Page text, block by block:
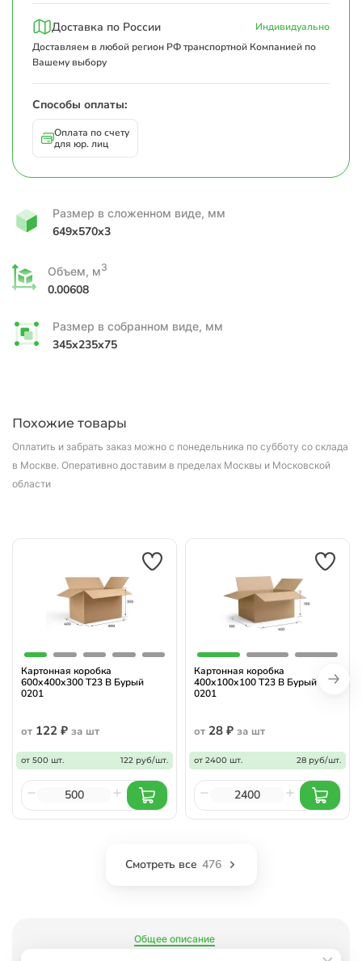
Доставка по России
Индивидуально
Доставляем в любой регион РФ транспортной Компанией по
Вашему выбору
Способы оплаты:
Оплата по счету
для юр. лиц
Размер в сложенном виде, мм
649x570x3
Объем, м3
0.00608
Размер в собранном виде, мм
345x235x75
Общее описание
Похожие товары
Оплатить и забрать заказ можно с понедельника по субботу со склада
в Москве. Оперативно доставим в пределах Москвы и Московской
области
Картонная коробка
600х400х300 Т23 В Бурый
0201
от 122 ₽ за шт
от 500 шт. 122 руб/шт.
Картонная коробка
400х100х100 Т23 B Бурый
0201
от 28 ₽ за шт
от 2400 шт. 28 руб/шт.
Смотреть все 476